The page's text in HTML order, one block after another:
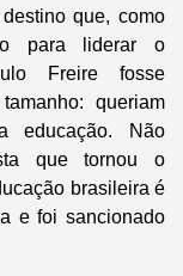
que, como
para liderar o
Freire fosse
queriam
educação. Não
que tornou o
brasileira é
e foi sancionado